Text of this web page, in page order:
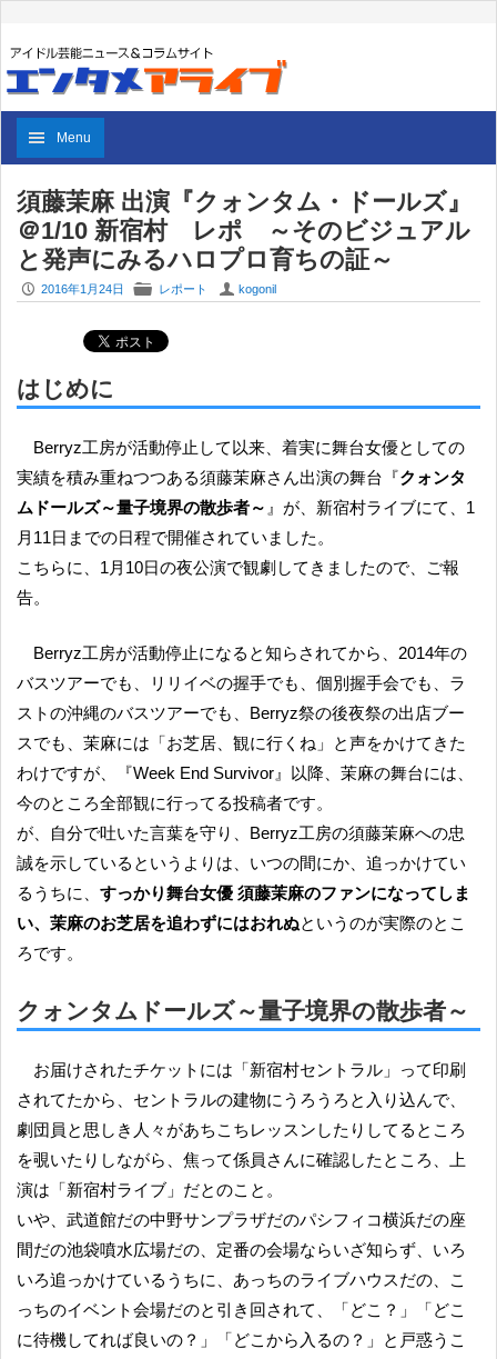
Menu
須藤茉麻 出演『クォンタム・ドールズ』
＠1/10 新宿村 レポ ～そのビジュアル
と発声にみるハロプロ育ちの証～
P 2016年1月24日 F レポート U kogonil
はじめに
Berryz工房が活動停止して以来、着実に舞台女優としての
実績を積み重ねつつある須藤茉麻さん出演の舞台『クォンタ
ムドールズ～量子境界の散歩者～ 』が、新宿村ライブにて、1
月11日までの日程で開催されていました。
こちらに、1月10日の夜公演で観劇してきましたので、ご報
告。
Berryz工房が活動停止になると知らされてから、2014年の
バスツアーでも、リリイベの握手でも、個別握手会でも、ラ
ストの沖縄のバスツアーでも、Berryz祭の後夜祭の出店ブー
スでも、茉麻には「お芝居、観に行くね」と声をかけてきた
わけですが、『Week End Survivor』以降、茉麻の舞台には、
今のところ全部観に行ってる投稿者です。
が、自分で吐いた言葉を守り、Berryz工房の須藤茉麻への忠
誠を示しているというよりは、いつの間にか、追っかけてい
るうちに、 すっかり舞台女優 須藤茉麻のファンになってしま
い、茉麻のお芝居を追わずにはおれぬというのが実際のとこ
ろです。
クォンタムドールズ～量子境界の散歩者～
お届けされたチケットには「新宿村セントラル」って印刷
されてたから、セントラルの建物にうろうろと入り込んで、
劇団員と思しき人々があちこちレッスンしたりしてるところ
を覗いたりしながら、焦って係員さんに確認したところ、上
演は「新宿村ライブ」だとのこと。
いや、武道館だの中野サンプラザだのパシフィコ横浜だの座
間だの池袋噴水広場だの、定番の会場ならいざ知らず、いろ
いろ追っかけているうちに、あっちのライブハウスだの、こ
っちのイベント会場だのと引き回されて、「どこ？」「どこ
に待機してれば良いの？」「どこから入るの？」と戸惑うこ